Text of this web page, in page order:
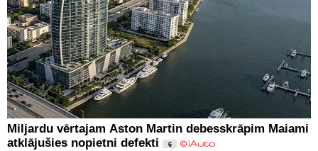
Miljardu vērtajam Aston Martin debesskrāpim Maiami
atklājušies nopietni defekti
6